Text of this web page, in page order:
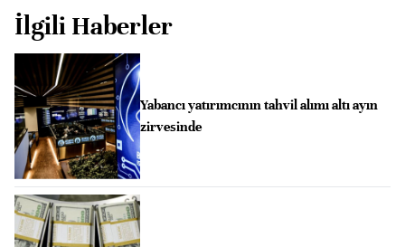
İlgili Haberler
Yabancı yatırımcının tahvil alımı altı ayın
zirvesinde